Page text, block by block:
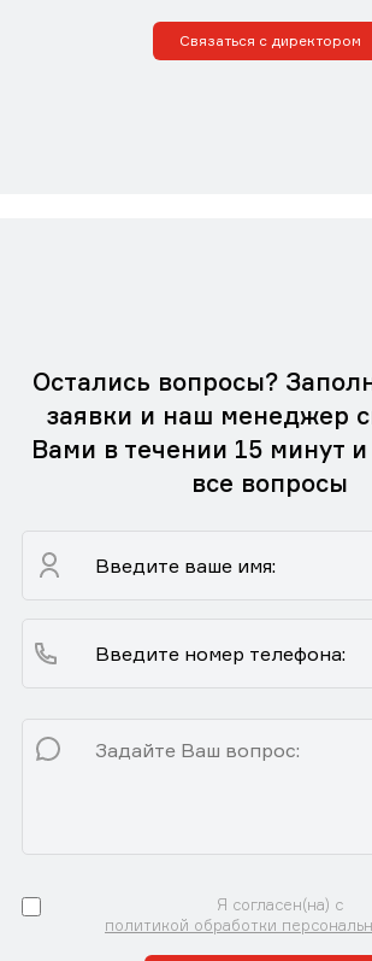
Связаться с директором
Остались вопросы?
заявки и наш менеджер
Вами в течении 15 минут и
все вопросы
Я согласен(на) с
политикой обработки